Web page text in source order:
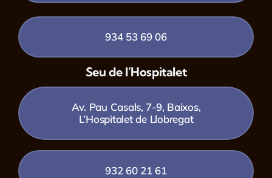
934 53 69 06
Seu de l’Hospitalet
Av. Pau Casals, 7-9, Baixos,
L’Hospitalet de Llobregat
932 60 21 61